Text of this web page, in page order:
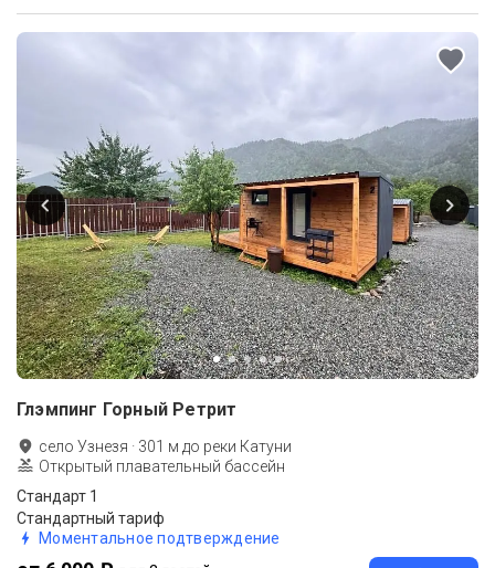
Глэмпинг Горный Ретрит
село Узнезя · 301 м до реки Катуни
Открытый плавательный бассейн
Стандарт 1
Стандартный тариф
Моментальное подтверждение